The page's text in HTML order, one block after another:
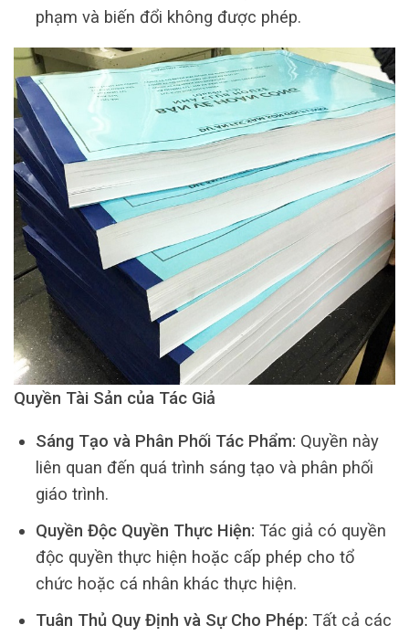
phạm và biến đổi không được phép.
Quyền Tài Sản của Tác Giả
Sáng Tạo và Phân Phối Tác Phẩm: Quyền này
liên quan đến quá trình sáng tạo và phân phối
giáo trình.
Quyền Độc Quyền Thực Hiện: Tác giả có quyền
độc quyền thực hiện hoặc cấp phép cho tổ
chức hoặc cá nhân khác thực hiện.
Tuân Thủ Quy Định và Sự Cho Phép: Tất cả các